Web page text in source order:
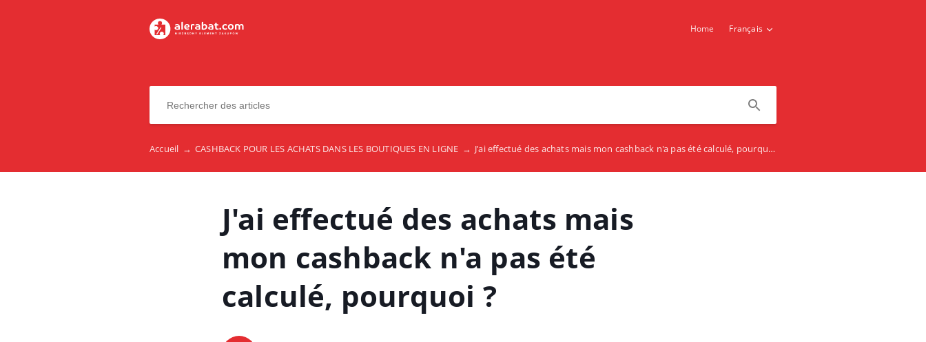
Home Français
Accueil → CASHBACK POUR LES ACHATS DANS LES BOUTIQUES EN LIGNE → J'ai effectué des achats mais mon cashback n'a pas été calculé, pourquoi ?
J'ai effectué des achats mais
mon cashback n'a pas été
calculé, pourquoi ?